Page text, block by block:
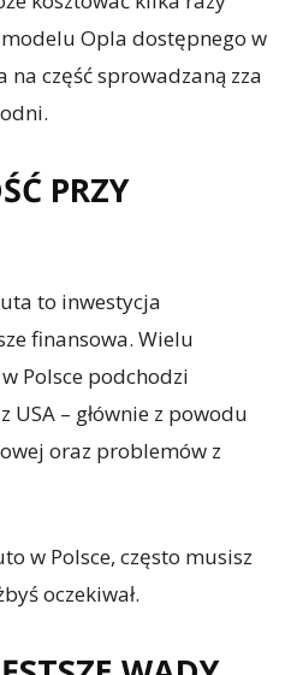
Opla dostępnego w
na część sprowadzaną zza
PRZY
to inwestycja
finansowa. Wielu
Polsce podchodzi
– głównie z powodu
oraz problemów z
w Polsce, często musisz
oczekiwał.